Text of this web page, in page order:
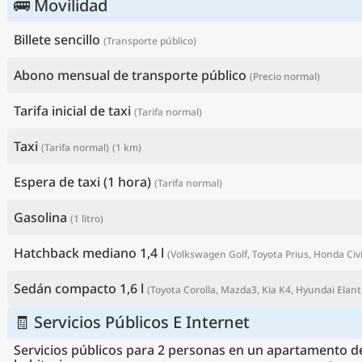
🚌 Movilidad
Billete sencillo (Transporte público)
Abono mensual de transporte público (Precio normal)
Tarifa inicial de taxi (Tarifa normal)
Taxi (Tarifa normal) (1 km)
Espera de taxi (1 hora) (Tarifa normal)
Gasolina (1 litro)
Hatchback mediano 1,4 l (Volkswagen Golf, Toyota Prius, Honda
Sedán compacto 1,6 l (Toyota Corolla, Mazda3, Kia K4, Hyundai
🧾 Servicios Públicos E Internet
Servicios públicos para 2 personas en un apartamento